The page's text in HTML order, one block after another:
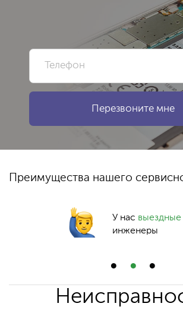
Преимущества нашего
У нас выездные
инженеры